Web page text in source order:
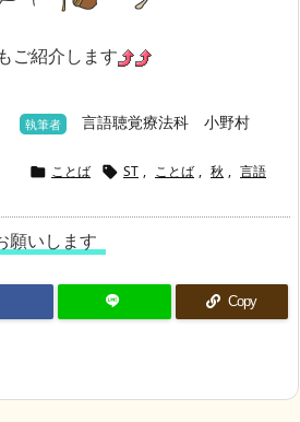
ご紹介します
執筆者 言語聴覚療法科 小野村
 ことば  ST , ことば , 秋 , 言語
願いします
Copy